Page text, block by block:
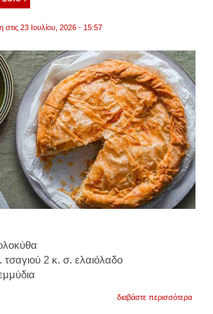
στις 23 Ιουλίου, 2026 - 15:57
2 κ. σ. ελαιόλαδο
διαβάστε περισσότερα